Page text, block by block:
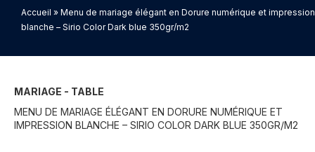
Accueil » Menu de mariage élégant en Dorure numérique et impression
blanche – Sirio Color Dark blue 350gr/m2
MARIAGE - TABLE
MENU DE MARIAGE ÉLÉGANT EN DORURE NUMÉRIQUE ET
IMPRESSION BLANCHE – SIRIO COLOR DARK BLUE 350GR/M2